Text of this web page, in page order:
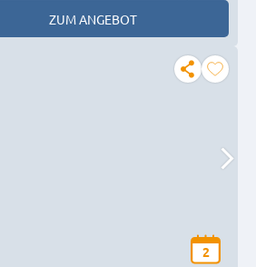
ZUM ANGEBOT
2